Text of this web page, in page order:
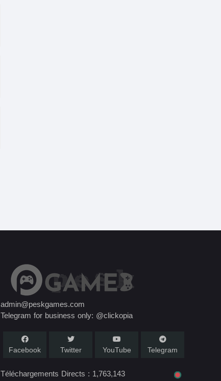
admin@peskgames.com
Telegram for business only: @clickopia
Facebook Twitter YouTube Telegram
Téléchargements Directs : 1,763,143